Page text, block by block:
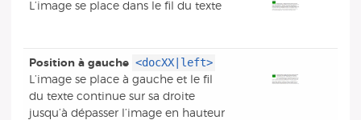
L’image se place dans le fil du texte
Position à gauche <docXX|left>
L’image se place à gauche et le fil
du texte continue sur sa droite
jusqu’à dépasser l’image en hauteur